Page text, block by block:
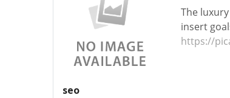
seo
The
insert
https://